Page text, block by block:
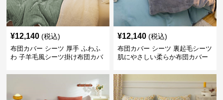
¥12,140 (税込)
布団カバー シーツ 厚手 ふわふ
わ 子羊毛風シーツ掛け布団カバ
¥12,140 (税込)
布団カバー シーツ 裏起毛シーツ
肌にやさしい柔らか布団カバー